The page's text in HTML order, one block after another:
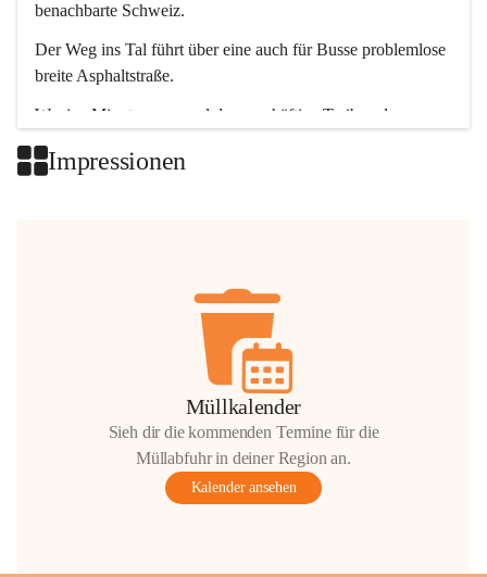
benachbarte Schweiz.
Der Weg ins Tal führt über eine auch für Busse problemlose
breite Asphaltstraße.
Wenige Minuten nur, und das geschäftige Treiben der
Impressionen
Müllkalender
Sieh dir die kommenden Termine für die
Müllabfuhr in deiner Region an.
Kalender ansehen